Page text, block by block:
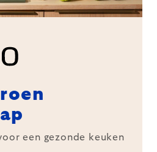
een gezonde keuken